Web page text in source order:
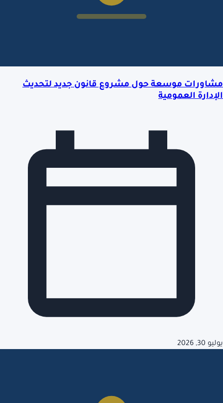
مشاورات موسعة حول مشروع قانون جديد لتحديث
الإدارة العمومية
يوليو 30, 2026